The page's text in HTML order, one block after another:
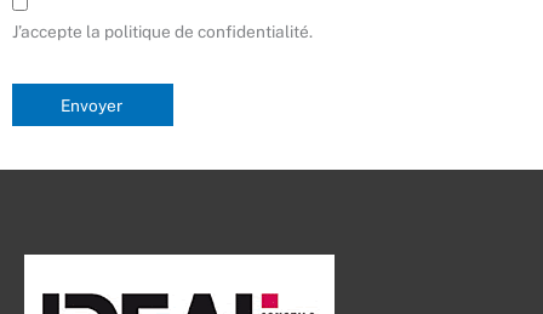
J’accepte la politique de confidentialité.
Envoyer